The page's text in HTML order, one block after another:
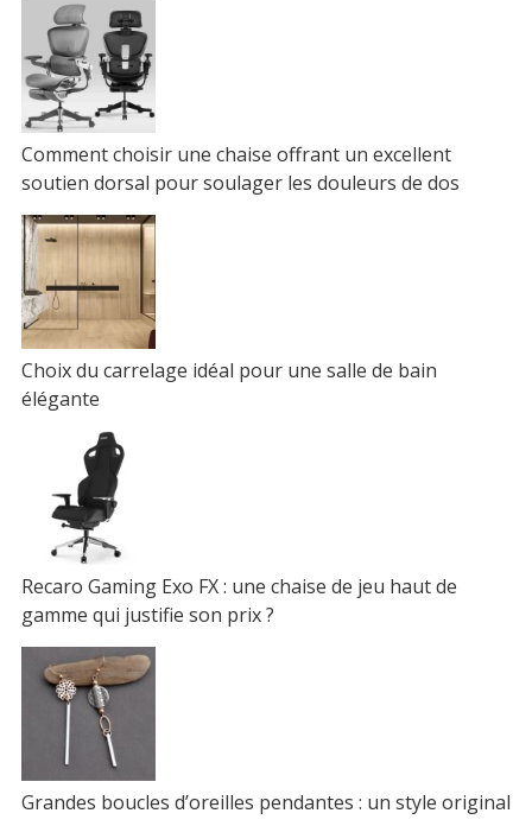
Comment choisir une chaise offrant un excellent
soutien dorsal pour soulager les douleurs de dos
Choix du carrelage idéal pour une salle de bain
élégante
Recaro Gaming Exo FX : une chaise de jeu haut de
gamme qui justifie son prix ?
Grandes boucles d’oreilles pendantes : un style original